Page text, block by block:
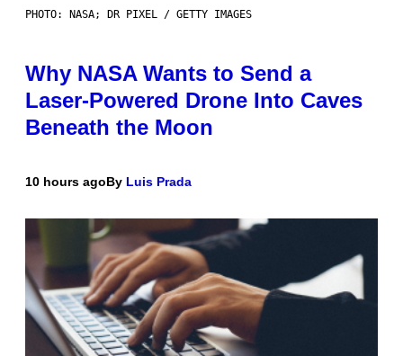
PHOTO: NASA; DR PIXEL / GETTY IMAGES
Why NASA Wants to Send a
Laser-Powered Drone Into Caves
Beneath the Moon
10 hours agoBy Luis Prada